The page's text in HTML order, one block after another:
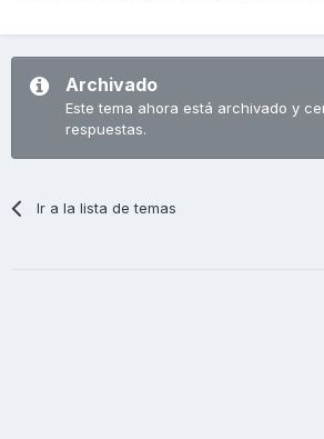
Archivado
Este tema ahora está archivado y
respuestas.
Ir a la lista de temas